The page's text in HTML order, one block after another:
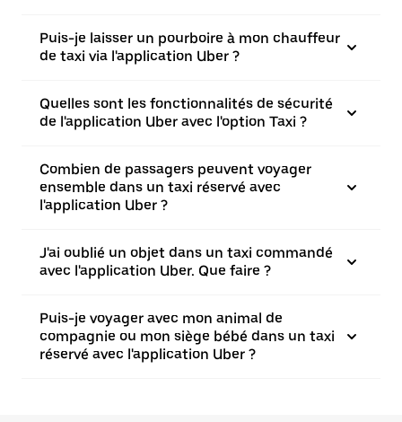
Puis-je laisser un pourboire à mon chauffeur
de taxi via l'application Uber ?
Quelles sont les fonctionnalités de sécurité
de l'application Uber avec l'option Taxi ?
Combien de passagers peuvent voyager
ensemble dans un taxi réservé avec
l'application Uber ?
J'ai oublié un objet dans un taxi commandé
avec l'application Uber. Que faire ?
Puis-je voyager avec mon animal de
compagnie ou mon siège bébé dans un taxi
réservé avec l'application Uber ?